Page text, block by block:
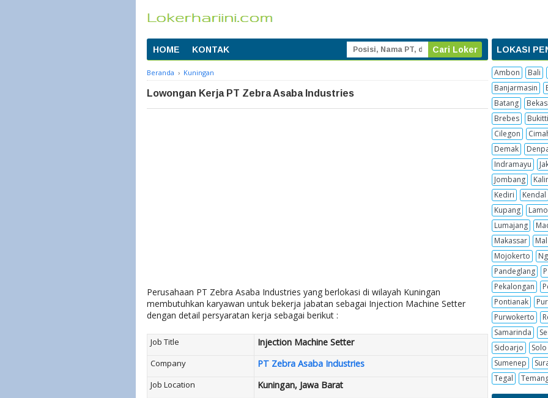
HOME KONTAK
Beranda › Kuningan
Lowongan Kerja PT Zebra Asaba Industries
Perusahaan PT Zebra Asaba Industries yang berlokasi di wilayah Kuningan
membutuhkan karyawan untuk bekerja jabatan sebagai Injection Machine Setter
dengan detail persyaratan kerja sebagai berikut :
Job Title Injection Machine Setter
Company PT Zebra Asaba Industries
Job Location Kuningan, Jawa Barat
LOKASI
Ambon
Bali
Banjarmasin
Batang
Brebes
Cilegon
Demak
Indramayu
Jombang
Kediri
Kendal
Kupang
Lumajang
Makassar
Mojokerto
Pandeglang
Pekalongan
Pontianak
Purwokerto
Samarinda
Sidoarjo
Solo
Sumenep
Tegal